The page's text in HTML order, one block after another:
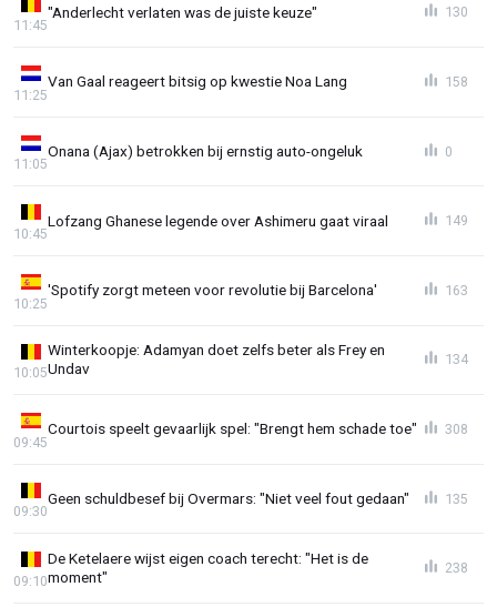
"Anderlecht verlaten was de juiste keuze"
11:45
130
Van Gaal reageert bitsig op kwestie Noa Lang
11:25
158
Onana (Ajax) betrokken bij ernstig auto-ongeluk
11:05
0
Lofzang Ghanese legende over Ashimeru gaat viraal
10:45
149
'Spotify zorgt meteen voor revolutie bij Barcelona'
10:25
163
Winterkoopje: Adamyan doet zelfs beter als Frey en
Undav
10:05
134
Courtois speelt gevaarlijk spel: "Brengt hem schade toe"
09:45
308
Geen schuldbesef bij Overmars: "Niet veel fout gedaan"
09:30
135
De Ketelaere wijst eigen coach terecht: "Het is de
moment"
09:10
238